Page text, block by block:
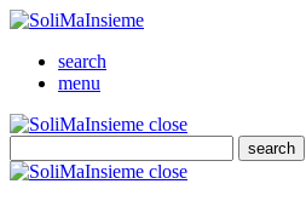
SoliMaInsieme
search
menu
SoliMaInsieme
closeClose
search
Cerca
SoliMaInsieme
closeClose